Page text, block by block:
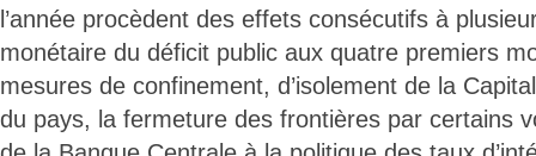
l’année procèdent des effets consécutifs à
monétaire du déficit public aux quatre premiers
mesures de confinement, d’isolement de la
du pays, la fermeture des frontières par certains